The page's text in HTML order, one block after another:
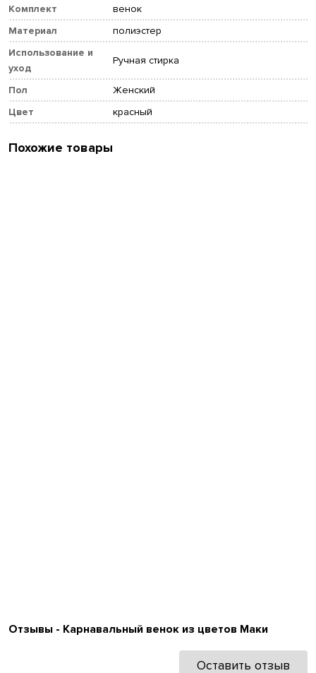
Комплект
венок
Материал
полиэстер
Использование и
уход
Ручная стирка
Пол
Женский
Цвет
красный
Похожие товары
Отзывы - Карнавальный венок из цветов Маки
Оставить отзыв